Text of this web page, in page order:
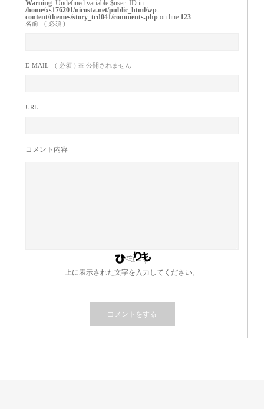
Warning : Undefined variable $user_ID in
/home/xs176201/nicosta.net/public_html/wp-
content/themes/story_tcd041/comments.php on line 123
名前 ( 必須 )
E-MAIL ( 必須 ) ※ 公開されません
URL
コメント内容
上に表示された文字を入力してください。